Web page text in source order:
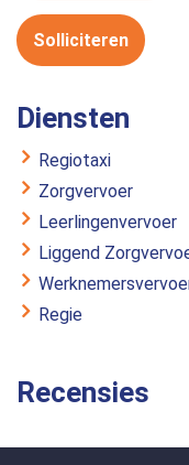
Solliciteren
Diensten
Regiotaxi
Zorgvervoer
Leerlingenvervoer
Liggend
Regie
Recensies